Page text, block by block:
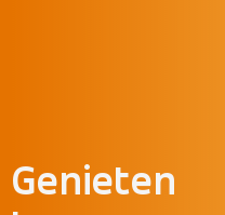
Genieten